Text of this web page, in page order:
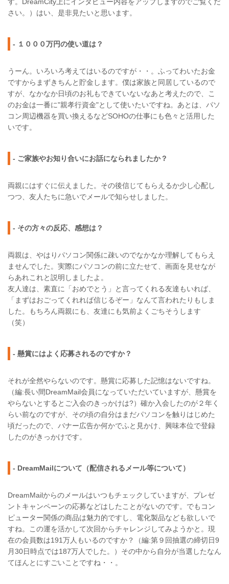
す。DreamCity上にインタビュー内容をアップしますのでご覧くだ
さい。）はい、是非見たいと思います。
- １０００万円の使い道は？
うーん。いろいろ考えてはいるのですが・・。ふってわいたお金
ですからまずきちんと貯金します。僕は家族と同居しているので
すが、なかなか日頃のお礼もできていないなあと考えたので、こ
のお金は一番に"親孝行資金"として使いたいですね。あとは、パソ
コン周辺機器を買い換えるなどSOHOの仕事にも色々と活用した
いです。
- ご家族やお知り合いにお話になられましたか？
両親にはすぐに伝えました。その後信じてもらえるか少し心配し
つつ、友人たちに急いでメールで知らせしました。
- その方々の反応、感想は？
両親は、やはりパソコン関係に疎いのでなかなか理解してもらえ
ませんでした。実際にパソコンの前に立たせて、画面を見せなが
らあれこれと説明しましたよ。
友人達は、素直に「おめでとう」と言ってくれる友達もいれば、
「まずはおごってくれれば信じるぞー」なんて言われたりもしま
した。もちろん両親にも、友達にも気前よくごちそうします
（笑）
- 懸賞にはよく応募されるのですか？
それが全然やらないのです。懸賞に応募した記憶はないですね。
（編:長い間DreamMail会員になっていただいていますが、懸賞を
やらないとするとご入会のきっかけは?）確か入会したのが２年く
らい前なのですが、その頃の自分はまだパソコンを触りはじめた
頃だったので、バナー広告か何かでふと見かけ、興味本位で登録
したのがきっかけです。
- DreamMailについて（配信されるメール等について）
DreamMailからのメールはいつもチェックしていますが、プレゼ
ントキャンペーンの応募などはしたことがないのです。でもコン
ピューター関係の商品は魅力的ですし、電化製品なども欲しいで
すね。この運を活かして次回からチャレンジしてみようかと。現
在の会員数は191万人もいるのですか？（編:第９回抽選の締切日9
月30日時点では187万人でした。）その中から自分が当選したなん
てほんとにすごいことですね・・。